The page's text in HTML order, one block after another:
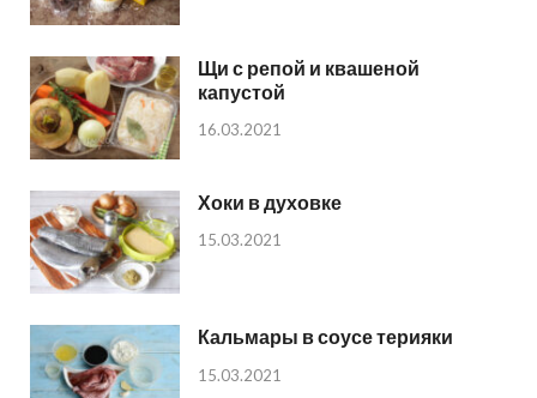
Щи с репой и квашеной
капустой
16.03.2021
Хоки в духовке
15.03.2021
Кальмары в соусе терияки
15.03.2021